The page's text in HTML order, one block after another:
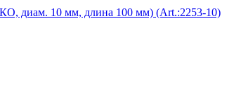
диам. 10 мм, длина 100 мм) (Art.:2253-10)